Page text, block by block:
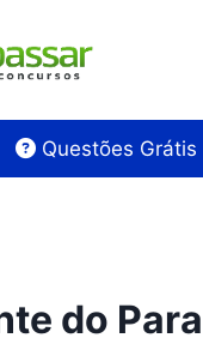
Questões Grátis
do